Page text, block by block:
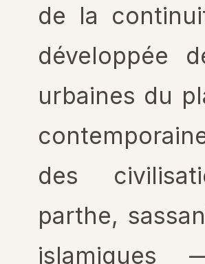
de la
développée
urbaines du
des
parthe,
islamiques